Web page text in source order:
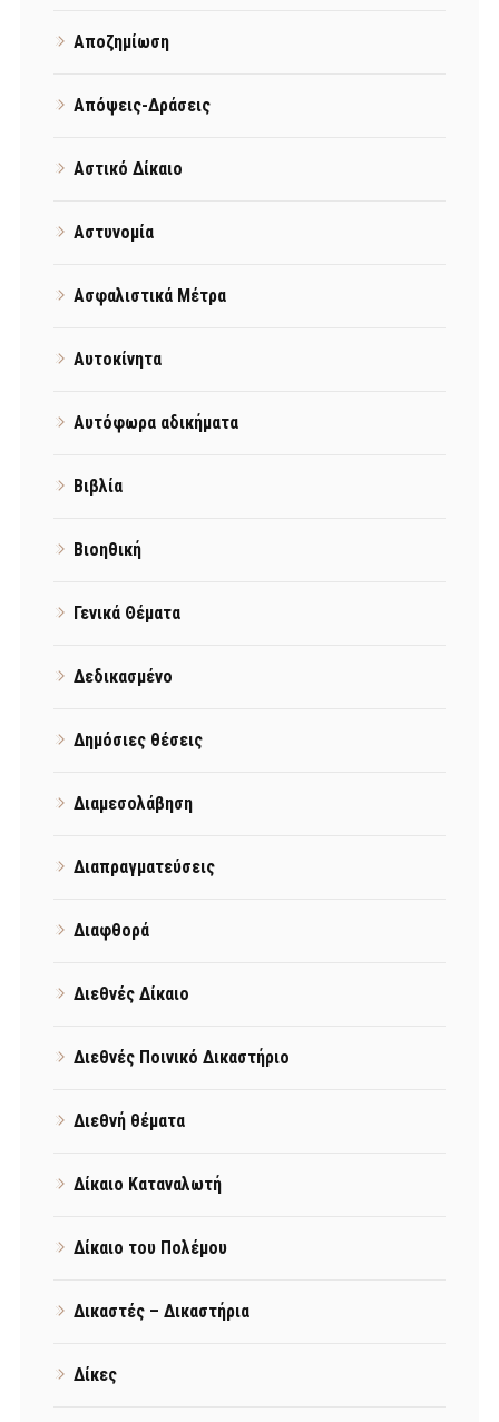
Αποζημίωση
Απόψεις-Δράσεις
Αστικό Δίκαιο
Αστυνομία
Ασφαλιστικά Μέτρα
Αυτοκίνητα
Αυτόφωρα αδικήματα
Βιβλία
Βιοηθική
Γενικά Θέματα
Δεδικασμένο
Δημόσιες θέσεις
Διαμεσολάβηση
Διαπραγματεύσεις
Διαφθορά
Διεθνές Δίκαιο
Διεθνές Ποινικό Δικαστήριο
Διεθνή θέματα
Δίκαιο Καταναλωτή
Δίκαιο του Πολέμου
Δικαστές – Δικαστήρια
Δίκες